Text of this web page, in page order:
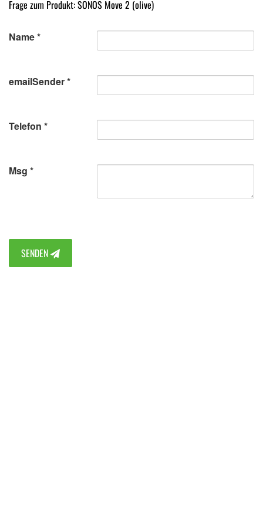
Frage zum Produkt: SONOS Move 2 (olive)
Name
emailSender
Telefon
Msg
SENDEN